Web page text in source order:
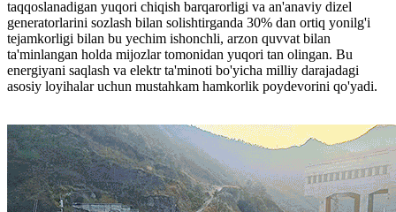
taqqoslanadigan yuqori chiqish barqarorligi va an'anaviy dizel
generatorlarini sozlash bilan solishtirganda 30% dan ortiq yonilg'i
tejamkorligi bilan bu yechim ishonchli, arzon quvvat bilan
ta'minlangan holda mijozlar tomonidan yuqori tan olingan. Bu
energiyani saqlash va elektr ta'minoti bo'yicha milliy darajadagi
asosiy loyihalar uchun mustahkam hamkorlik poydevorini qo'yadi.